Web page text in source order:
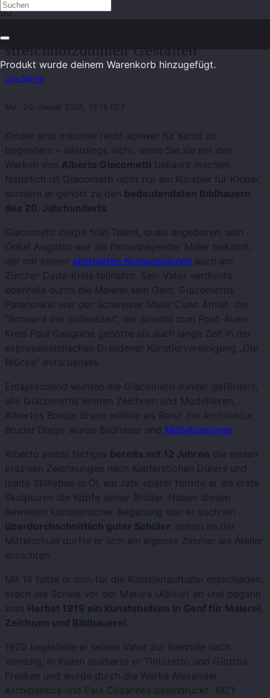
Produkt wurde deinem Warenkorb hinzugefügt.
streichholzdünnen Gestalten
Lina Sahne
Mo., 26. Januar 2026, 15:15 CET
Kinder sind mitunter recht schwer für Kunst zu
begeistern – allerdings nicht, wenn Sie sie mit den
Werken von Alberto Giacometti bekannt machen.
Natürlich ist Giacometti nicht nur ein Künstler für Kinder,
sondern er gehört zu den bedeutendsten Bildhauern
des 20. Jahrhunderts.
Giacometti zeigte früh Talent, quasi angeboren, sein
Onkel Augusto war als herausragender Maler bekannt,
der mit seinen abstrakten Kompositionen auch am
Zürcher Dada-Kreis teilnahm. Sein Vater verdiente
ebenfalls durch die Malerei sein Geld, Giacomettis
Patenonkel war der Schweizer Maler Cuno Amiet, der
“Bonnard der Schweizer”, der sowohl zum Pont-Aven-
Kreis Paul Gauguins gehörte als auch lange Zeit in der
expressionistischen Dresdener Künstlervereinigung „Die
Brücke“ mitarbeitete.
Entsprechend wurden die Giacometti-Kinder gefördert,
alle Giacomettis lernten Zeichnen und Modellieren,
Albertos Bruder Bruno wählte als Beruf die Architektur,
Bruder Diego wurde Bildhauer und Möbeldesigner.
Alberto selbst fertigte bereits mit 12 Jahren die ersten
präzisen Zeichnungen nach Kupferstichen Dürers und
malte Stillleben in Öl, ein Jahr später formte er als erste
Skulpturen die Köpfe seiner Brüder. Neben diesen
Beweisen künstlerischer Begabung war er auch ein
überdurchschnittlich guter Schüler , schon an der
Mittelschule durfte er sich ein eigenes Zimmer als Atelier
einrichten.
Mit 18 hatte er sich für die Künstlerlaufbahn entschieden,
brach die Schule vor der Matura (Abitur) ab und begann
zum Herbst 1919 ein Kunststudium in Genf für Malerei,
Zeichnen und Bildhauerei.
1920 begleitete er seinen Vater zur Biennale nach
Venedig, in Italien studierte er Tintoretto und Giottos
Fresken und wurde durch die Werke Alexander
Archipenkos und Paul Cézannes beeindruckt. 1921